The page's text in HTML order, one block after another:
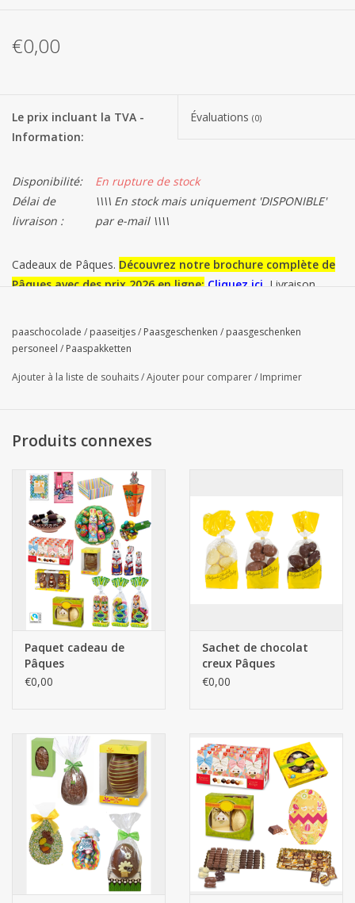
Marques
€0,00
Le prix incluant la TVA -
Information:
Évaluations (0)
Disponibilité:
En rupture de stock
Délai de
livraison :
\\\\ En stock mais uniquement 'DISPONIBLE'
par e-mail \\\\
Cadeaux de Pâques. Découvrez notre brochure complète de
Pâques avec des prix 2026 en ligne: Cliquez ici Livraison
paaschocolade / paaseitjes/ Paasgeschenken / paasgeschenken
personeel / Paaspakketten
Ajouter à la liste de souhaits/Ajouter pour comparer/ Imprimer
Produits connexes
Paquet cadeau de
Pâques
€0,00
Sachet de chocolat
creux Pâques
€0,00